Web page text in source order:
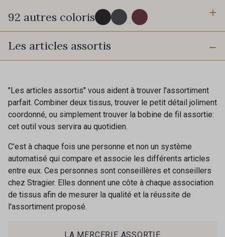
6 mm 10 mm
16 mm
92 autres coloris ...
725 - 725 Noir
30 - 30 Silver 401 - 401 Blanc
405 - 405 Porcelaine 23 - 23 Natural
09 - 09 Crème
614 - 614 White Coffee
27 - 27 Beige 254 - 254 Misty Rose
Les articles assortis
"Les articles assortis" vous aident à trouver l'assortiment
parfait. Combiner deux tissus, trouver le petit détail joliment
coordonné, ou simplement trouver la bobine de fil assortie:
cet outil vous servira au quotidien.
C'est à chaque fois une personne et non un système
automatisé qui compare et associe les différents articles
entre eux. Ces personnes sont conseillères et conseillers
chez Stragier. Elles donnent une côte à chaque association
de tissus afin de mesurer la qualité et la réussite de
l'assortiment proposé.
LA MERCERIE ASSORTIE